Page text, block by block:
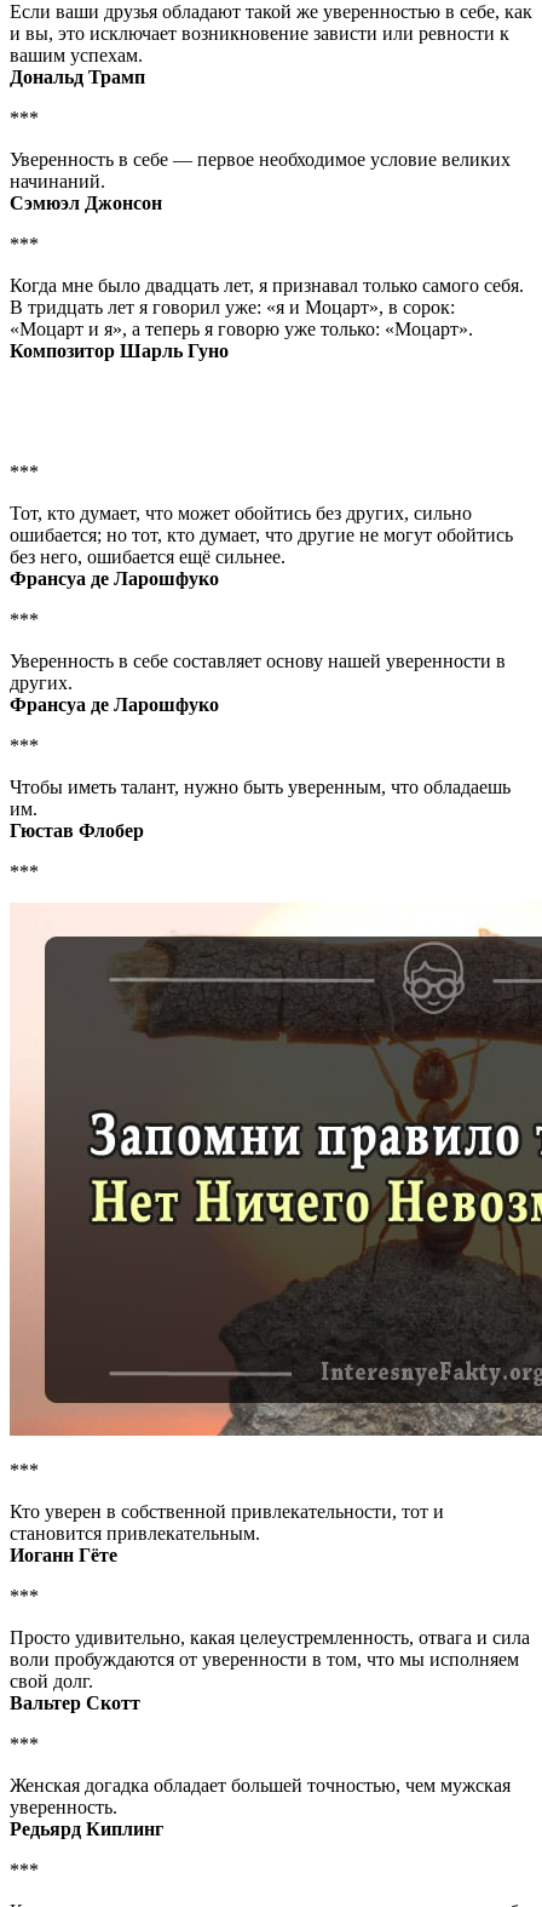
Если ваши друзья обладают такой же уверенностью в себе, как
и вы, это исключает возникновение зависти или ревности к
вашим успехам.
Дональд Трамп
***
Уверенность в себе — первое необходимое условие великих
начинаний.
Сэмюэл Джонсон
***
Когда мне было двадцать лет, я признавал только самого себя.
В тридцать лет я говорил уже: «я и Моцарт», в сорок:
«Моцарт и я», а теперь я говорю уже только: «Моцарт».
Композитор Шарль Гуно
***
Тот, кто думает, что может обойтись без других, сильно
ошибается; но тот, кто думает, что другие не могут обойтись
без него, ошибается ещё сильнее.
Франсуа де Ларошфуко
***
Уверенность в себе составляет основу нашей уверенности в
других.
Франсуа де Ларошфуко
***
Чтобы иметь талант, нужно быть уверенным, что обладаешь
им.
Гюстав Флобер
***
***
Кто уверен в собственной привлекательности, тот и
становится привлекательным.
Иоганн Гёте
***
Просто удивительно, какая целеустремленность, отвага и сила
воли пробуждаются от уверенности в том, что мы исполняем
свой долг.
Вальтер Скотт
***
Женская догадка обладает большей точностью, чем мужская
уверенность.
Редьярд Киплинг
***